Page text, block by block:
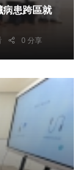
病患跨區就
0 分享